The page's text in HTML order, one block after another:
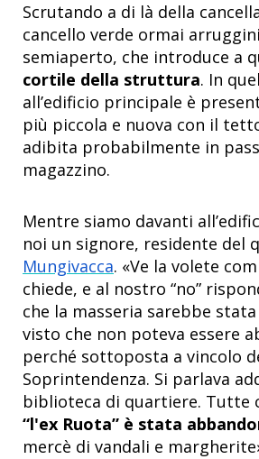
Scrutando a di là della
cancello verde ormai
semiaperto, che introduce a
cortile della struttura. In
all’edificio principale è
più piccola e nuova con il
adibita probabilmente in
magazzino.
Mentre siamo davanti
noi un signore, residente del
Mungivacca. «Ve la volete
chiede, e al nostro “no”
che la masseria sarebbe
visto che non poteva essere
perché sottoposta a vincolo
Soprintendenza. Si parlava
biblioteca di quartiere. Tutte
“l'ex Ruota” è stata
mercè di vandali e